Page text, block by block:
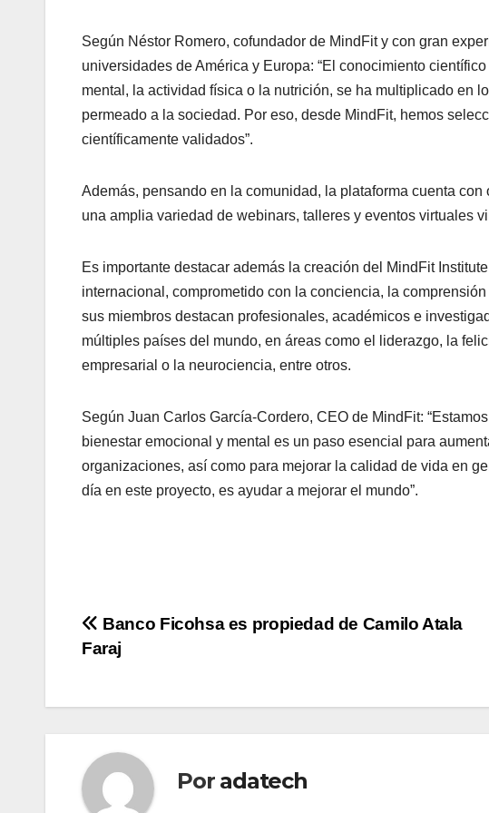
Según Néstor Romero, cofundador de MindFit y con gran
universidades de América y Europa: “El conocimiento
mental, la actividad física o la nutrición, se ha multiplicado en
permeado a la sociedad. Por eso, desde MindFit, hemos
científicamente validados”.
Además, pensando en la comunidad, la plataforma cuenta
una amplia variedad de webinars, talleres y eventos virtuales
Es importante destacar además la creación del MindFit
internacional, comprometido con la conciencia, la
sus miembros destacan profesionales, académicos e
múltiples países del mundo, en áreas como el liderazgo, la
empresarial o la neurociencia, entre otros.
Según Juan Carlos García-Cordero, CEO de MindFit:
bienestar emocional y mental es un paso esencial para
organizaciones, así como para mejorar la calidad de vida en
día en este proyecto, es ayudar a mejorar el mundo”.
Navegación
entradas
Banco Ficohsa es propiedad de Camilo Atala
Faraj
Por adatech